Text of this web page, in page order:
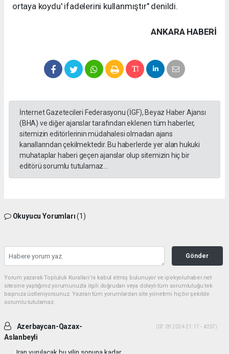
ortaya koydu' ifadelerini kullanmıştır" denildi.
ANKARA HABERİ
İnternet Gazetecileri Federasyonu (İGF), Beyaz Haber Ajansı
(BHA) ve diğer ajanslar tarafından eklenen tüm haberler,
sitemizin editörlerinin müdahalesi olmadan ajans
kanallarından çekilmektedir. Bu haberlerde yer alan hukuki
muhataplar haberi geçen ajanslar olup sitemizin hiç bir
editörü sorumlu tutulamaz...
Okuyucu Yorumları(1)
Gönder
Yorum yazarak Topluluk Kuralları’nı kabul etmiş bulunuyor ve ipekyoluhaber.net
sitesine yaptığınız yorumunuzla ilgili doğrudan veya dolaylı tüm sorumluluğu tek
başınıza üstleniyorsunuz. Yazılan tüm yorumlardan site yönetimi hiçbir şekilde
sorumlu tutulamaz.
Azerbaycan-Qazax-
Aslanbeyli
(07.09.2024 21:17 - #257)
Iran vurulacak bu yilin sonuna kadar...